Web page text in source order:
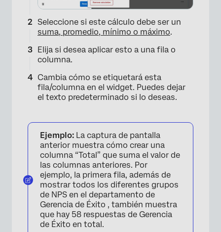
×
Seleccione si este cálculo debe ser un
suma, promedio, mínimo o máximo.
Elija si desea aplicar esto a una fila o
columna.
Cambia cómo se etiquetará esta
fila/columna en el widget. Puedes dejar
el texto predeterminado si lo deseas.
Ejemplo: La captura de pantalla
anterior muestra cómo crear una
columna “Total” que suma el valor de
las columnas anteriores. Por
ejemplo, la primera fila, además de
mostrar todos los diferentes grupos
de NPS en el departamento de
Gerencia de Éxito , también muestra
que hay 58 respuestas de Gerencia
de Éxito en total.